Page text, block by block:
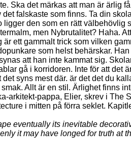
Ska det märkas att man är ärlig
det falskaste som finns. Ta din
ligger den som en rätt välbehövlig
men Nybrutalitet? Haha.
är ett gammalt trick som vilken
som helst behärskar.
att han inte kammat sig.
gå i korridoren. Inte för att det
det syns mest där. är det det du
Allt är en stil. Ärlighet finns
arkitekt-pappa, Elier, skrev i The
i mitten på förra seklet.
eventually its inevitable
it may have longed for truth at